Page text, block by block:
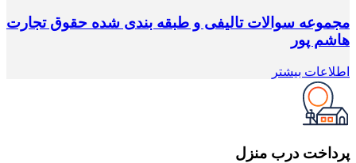
مجموعه سوالات تالیفی و طبقه بندی شده حقوق تجارت
هاشم پور
اطلاعات بیشتر
پرداخت درب منزل